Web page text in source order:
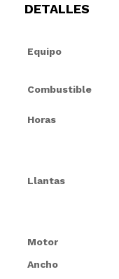
DETALLES
Equipo
Combustible
Horas
Llantas
Motor
Ancho